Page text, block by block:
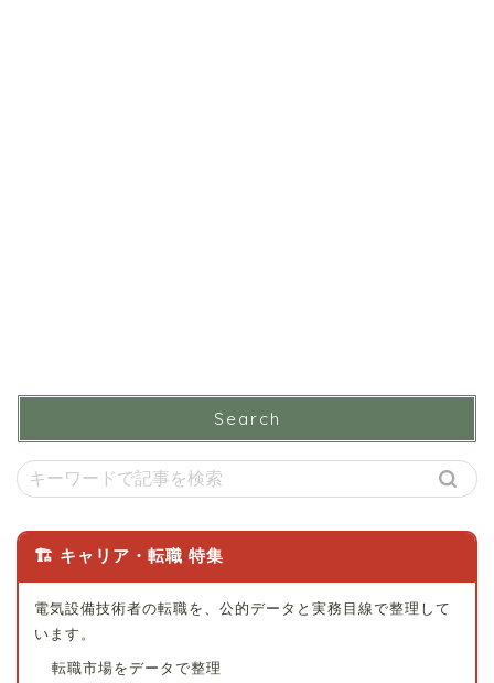
Search
🏗 キャリア・転職 特集
電気設備技術者の転職を、公的データと実務目線で整理して
います。
転職市場をデータで整理